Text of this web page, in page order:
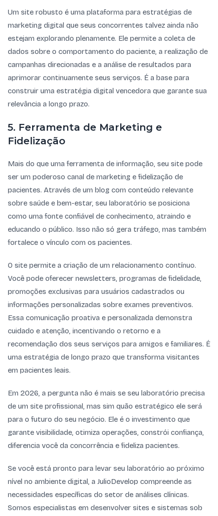
Um site robusto é uma plataforma para estratégias de
marketing digital que seus concorrentes talvez ainda não
estejam explorando plenamente. Ele permite a coleta de
dados sobre o comportamento do paciente, a realização de
campanhas direcionadas e a análise de resultados para
aprimorar continuamente seus serviços. É a base para
construir uma estratégia digital vencedora que garante sua
relevância a longo prazo.
5. Ferramenta de Marketing e
Fidelização
Mais do que uma ferramenta de informação, seu site pode
ser um poderoso canal de marketing e fidelização de
pacientes. Através de um blog com conteúdo relevante
sobre saúde e bem-estar, seu laboratório se posiciona
como uma fonte confiável de conhecimento, atraindo e
educando o público. Isso não só gera tráfego, mas também
fortalece o vínculo com os pacientes.
O site permite a criação de um relacionamento contínuo.
Você pode oferecer newsletters, programas de fidelidade,
promoções exclusivas para usuários cadastrados ou
informações personalizadas sobre exames preventivos.
Essa comunicação proativa e personalizada demonstra
cuidado e atenção, incentivando o retorno e a
recomendação dos seus serviços para amigos e familiares. É
uma estratégia de longo prazo que transforma visitantes
em pacientes leais.
Em 2026, a pergunta não é mais se seu laboratório precisa
de um site profissional, mas sim quão estratégico ele será
para o futuro do seu negócio. Ele é o investimento que
garante visibilidade, otimiza operações, constrói confiança,
diferencia você da concorrência e fideliza pacientes.
Se você está pronto para levar seu laboratório ao próximo
nível no ambiente digital, a JulioDevelop compreende as
necessidades específicas do setor de análises clínicas.
Somos especialistas em desenvolver sites e sistemas sob